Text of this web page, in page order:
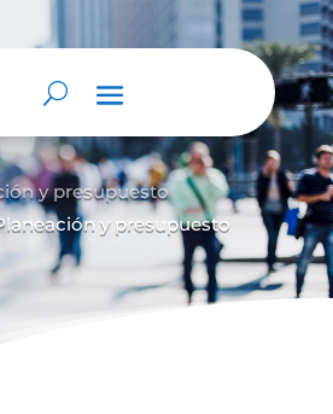
y presupuesto
y presupuesto